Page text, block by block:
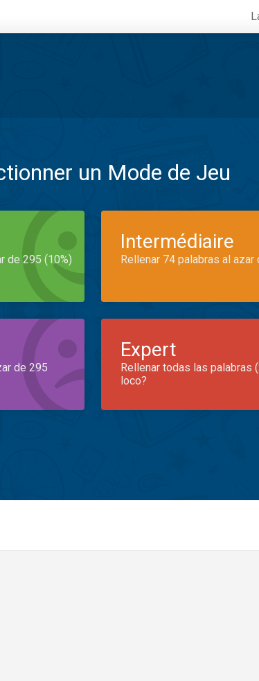
un Mode de Jeu
de 295 (10%)
Intermédiaire
Rellenar 74 palabras al azar
de 295
Expert
Rellenar todas las palabras
loco?